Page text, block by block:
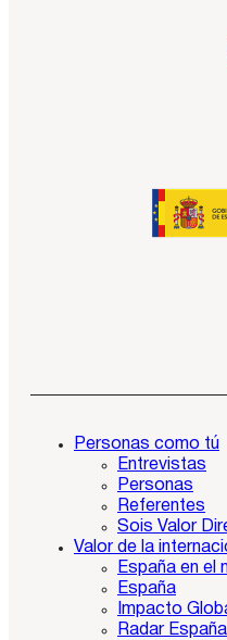
Personas como tú
Entrevistas
Personas
Referentes
Sois Valor
Valor de la
España en el
España
Impacto
Radar España